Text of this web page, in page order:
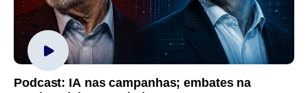
Podcast: IA nas campanhas; embates na